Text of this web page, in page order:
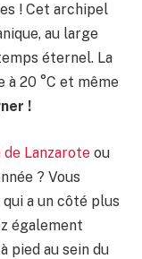
! Cet archipel
au large
éternel. La
20 °C et même
!
de Lanzarote ou
? Vous
qui a un côté plus
également
à pied au sein du